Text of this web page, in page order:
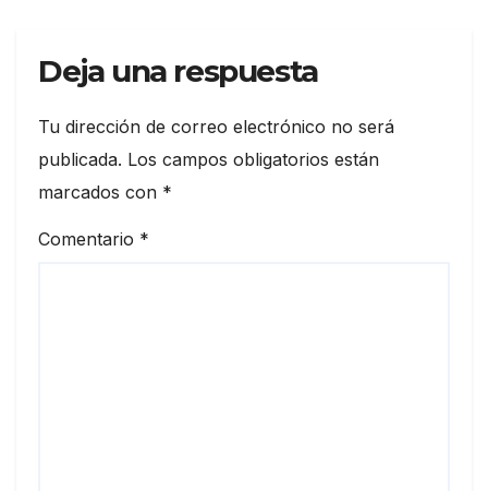
Deja una respuesta
Tu dirección de correo electrónico no será
publicada. Los campos obligatorios están
marcados con *
Comentario *